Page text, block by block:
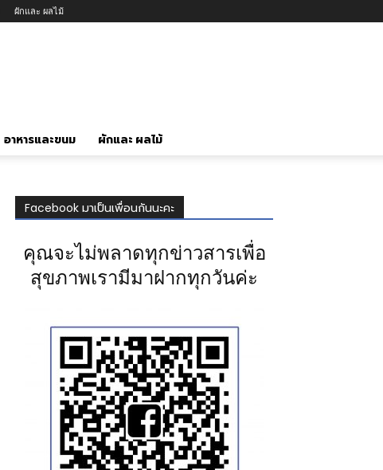
ผักและ ผลไม้
อาหารและขนม ผักและ ผลไม้
Facebook มาเป็นเพื่อนกันนะคะ
คุณจะไม่พลาดทุกข่าวสารเพื่อ
สุขภาพเรามีมาฝากทุกวันค่ะ